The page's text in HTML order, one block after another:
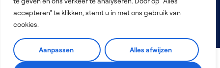
accepteren" te klikken, stemt u in met ons gebruik van
cookies.
Aanpassen Alles afwijzen
Privacy beleid
Antidiscriminatiebeleid